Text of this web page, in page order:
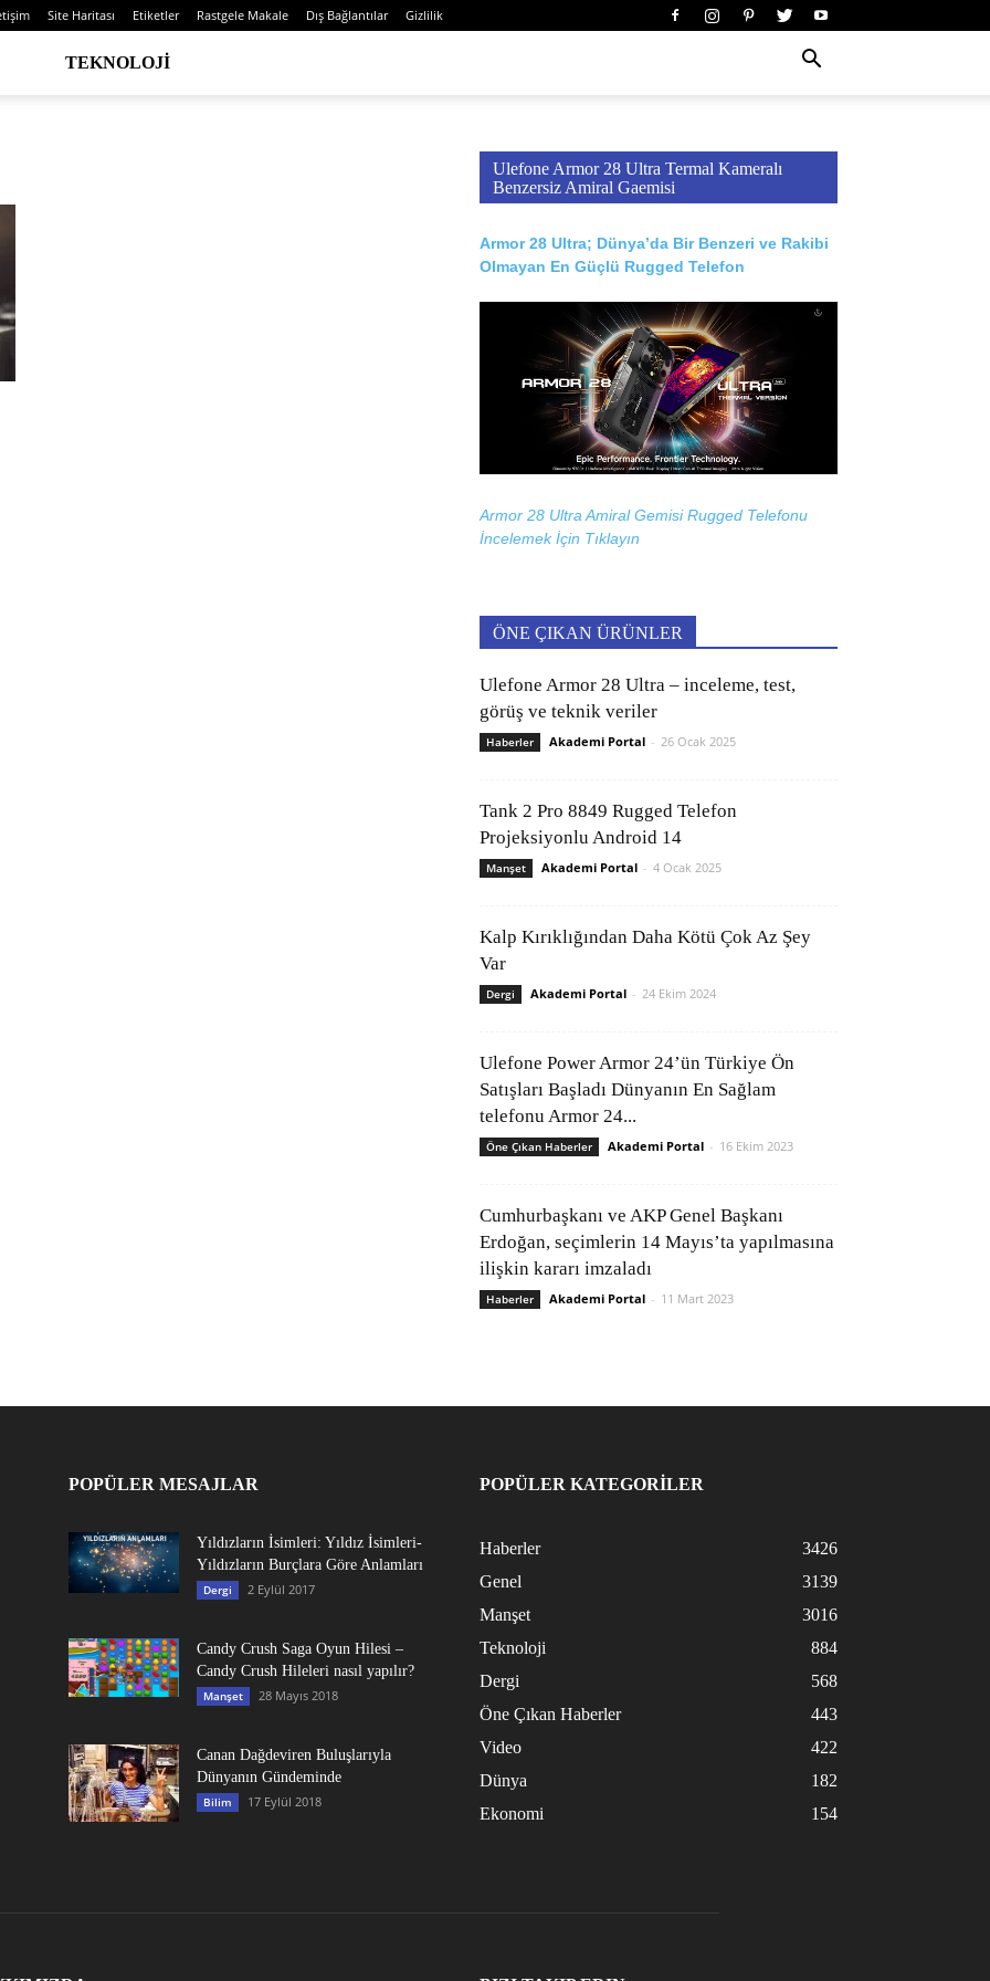
Site Haritası Etiketler Rastgele Makale Dış Bağlantılar Gizlilik
TEKNOLOJI
Ulefone Armor 28 Ultra Termal Kameralı
Benzersiz Amiral Gaemisi
Armor 28 Ultra; Dünya’da Bir Benzeri ve Rakibi
Olmayan En Güçlü Rugged Telefon
Armor 28 Ultra Amiral Gemisi Rugged Telefonu
İncelemek İçin Tıklayın
ÖNE ÇIKAN ÜRÜNLER
Ulefone Armor 28 Ultra – inceleme, test,
görüş ve teknik veriler
Haberler Akademi Portal - 26 Ocak 2025
Tank 2 Pro 8849 Rugged Telefon
Projeksiyonlu Android 14
Manşet Akademi Portal - 4 Ocak 2025
Kalp Kırıklığından Daha Kötü Çok Az Şey
Var
Dergi Akademi Portal - 24 Ekim 2024
Ulefone Power Armor 24’ün Türkiye Ön
Satışları Başladı Dünyanın En Sağlam
telefonu Armor 24...
Öne Çıkan Haberler Akademi Portal - 16 Ekim 2023
Cumhurbaşkanı ve AKP Genel Başkanı
Erdoğan, seçimlerin 14 Mayıs’ta yapılmasına
ilişkin kararı imzaladı
Haberler Akademi Portal - 11 Mart 2023
POPÜLER MESAJLAR
Yıldızların İsimleri: Yıldız İsimleri-
Yıldızların Burçlara Göre Anlamları
Dergi 2 Eylül 2017
Candy Crush Saga Oyun Hilesi –
Candy Crush Hileleri nasıl yapılır?
Manşet 28 Mayıs 2018
Canan Dağdeviren Buluşlarıyla
Dünyanın Gündeminde
Bilim 17 Eylül 2018
POPÜLER KATEGORİLER
Haberler
3426
Genel
3139
Manşet
3016
Teknoloji
884
Dergi
568
Öne Çıkan Haberler
443
Video
422
Dünya
182
Ekonomi
154